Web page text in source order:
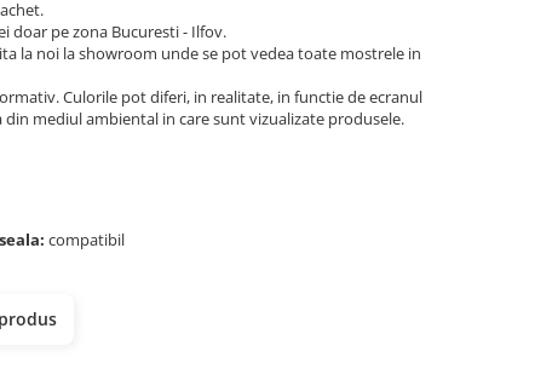
doar pe zona Bucuresti - Ilfov.
la noi la showroom unde se pot vedea toate mostrele in
Culorile pot diferi, in realitate, in functie de ecranul
mediul ambiental in care sunt vizualizate produsele.
compatibil